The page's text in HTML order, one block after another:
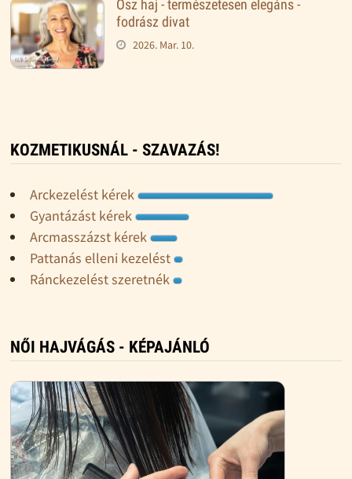
Ősz haj - természetesen elegáns -
fodrász divat
2026. Mar. 10.
KOZMETIKUSNÁL - SZAVAZÁS!
Arckezelést kérek
Gyantázást kérek
Arcmasszázst kérek
Pattanás elleni kezelést
Ránckezelést szeretnék
NŐI HAJVÁGÁS - KÉPAJÁNLÓ